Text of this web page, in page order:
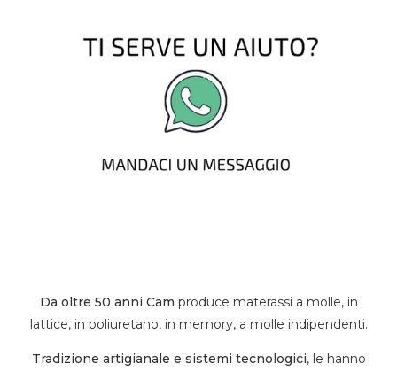
Da oltre 50 anni Cam produce materassi a molle, in
lattice, in poliuretano, in memory, a molle indipendenti.
Tradizione artigianale e sistemi tecnologici, le hanno